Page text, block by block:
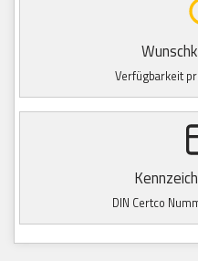
Verfügbarkeit
DIN Certco